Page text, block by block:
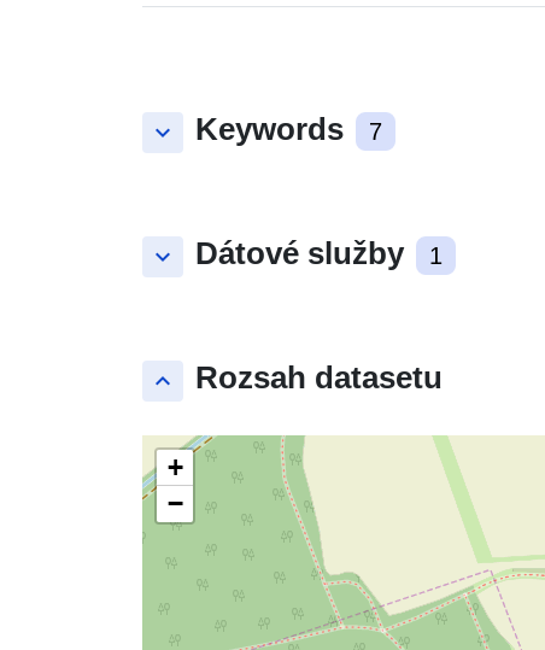
keyboard_arrow_down Keywords 7
keyboard_arrow_down Dátové služby 1
keyboard_arrow_up Rozsah datasetu
+
−